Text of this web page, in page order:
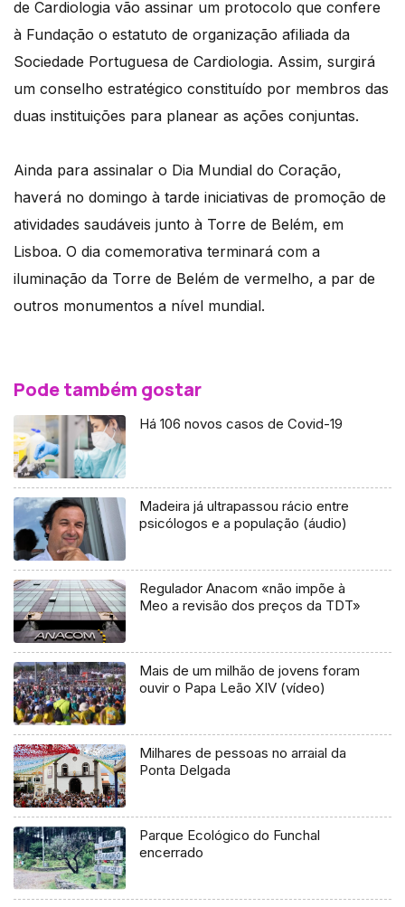
de Cardiologia vão assinar um protocolo que confere
à Fundação o estatuto de organização afiliada da
Sociedade Portuguesa de Cardiologia. Assim, surgirá
um conselho estratégico constituído por membros das
duas instituições para planear as ações conjuntas.
Ainda para assinalar o Dia Mundial do Coração,
haverá no domingo à tarde iniciativas de promoção de
atividades saudáveis junto à Torre de Belém, em
Lisboa. O dia comemorativa terminará com a
iluminação da Torre de Belém de vermelho, a par de
outros monumentos a nível mundial.
Pode também gostar
Há 106 novos casos de Covid-19
Madeira já ultrapassou rácio entre
psicólogos e a população (áudio)
Regulador Anacom «não impõe à
Meo a revisão dos preços da TDT»
Mais de um milhão de jovens foram
ouvir o Papa Leão XIV (vídeo)
Milhares de pessoas no arraial da
Ponta Delgada
Parque Ecológico do Funchal
encerrado